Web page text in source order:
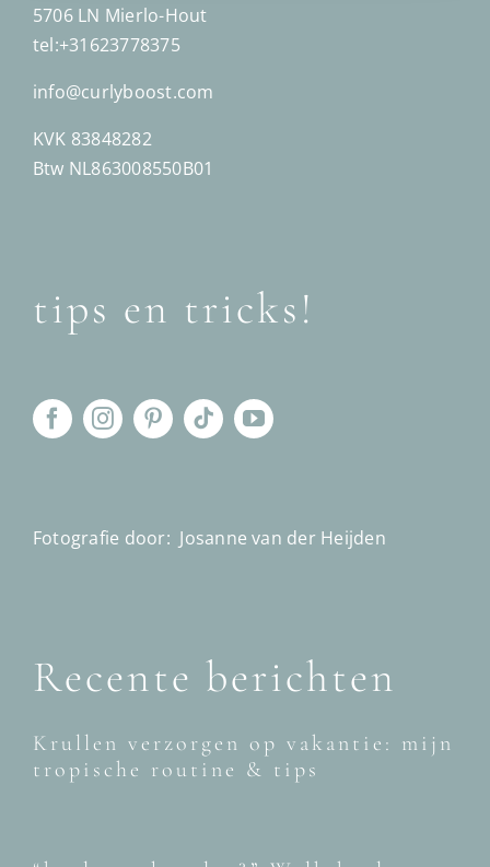
5706 LN Mierlo-Hout
tel:+31623778375
info@curlyboost.com
KVK 83848282
Btw NL863008550B01
tips en tricks!
Fotografie door: Josanne van der Heijden
Recente berichten
Krullen verzorgen op vakantie: mijn
tropische routine & tips